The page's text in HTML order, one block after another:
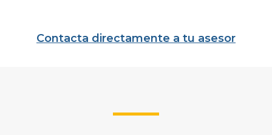
Contacta directamente a tu asesor